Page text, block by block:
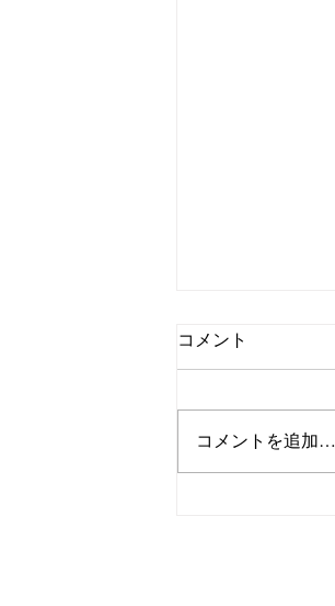
コメント
コメントを追加…